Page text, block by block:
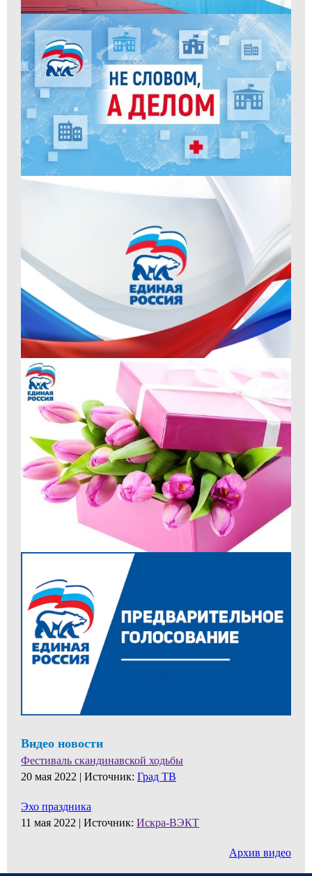
Видео новости
Фестиваль скандинавской ходьбы
20 мая 2022 | Источник: Град ТВ
Эхо праздника
11 мая 2022 | Источник: Искра-ВЭКТ
Архив видео